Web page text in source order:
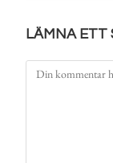
LÄMNA ETT